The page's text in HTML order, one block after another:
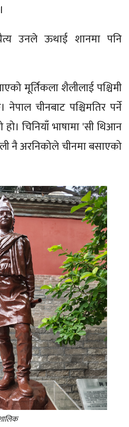
उनले ऊथाई शानमा पनि
मूर्तिकला शैलीलाई पश्चिमी
नेपाल चीनबाट पश्चिमतिर पर्ने
चिनियाँ भाषामा 'सी थिआन
नै अरनिकोले चीनमा बसाएको